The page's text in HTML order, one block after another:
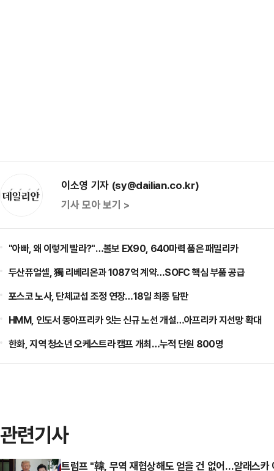
이소영 기자 (sy@dailian.co.kr)
기사 모아 보기 >
"아빠, 왜 이렇게 빨라?"…볼보 EX90, 640마력 품은 패밀리카
두산퓨얼셀, 獨 리베리온과 1087억 계약…SOFC 핵심 부품 공급
포스코 노사, 단체교섭 조정 연장…18일 최종 담판
HMM, 인도서 동아프리카 잇는 신규 노선 개설…아프리카 지선망 확대
한화, 지역 청소년 오케스트라 캠프 개최…누적 단원 800명
관련기사
트럼프 "韓, 무역 재협상해도 얻을 건 없어…알래스카